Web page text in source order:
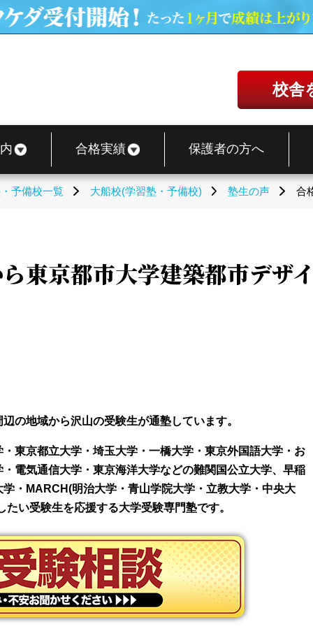
校舎
合格実績 保護者の方へ
予備校一覧 大船校(学習塾・予備校) 塾生の声 合
東京都市大学建築都市デザ
の地域から沢山の受験生が通塾しています。
東京都立大学・埼玉大学・一橋大学・東京外国語大学・お
電気通信大学・東京海洋大学などの難関国公立大学、早稲
・MARCH(明治大学・青山学院大学・立教大学・中央大
い受験生を応援する大学受験専門塾です。